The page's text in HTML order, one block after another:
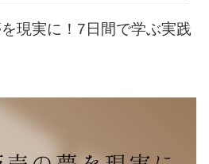
現実に！7日間で学ぶ実践